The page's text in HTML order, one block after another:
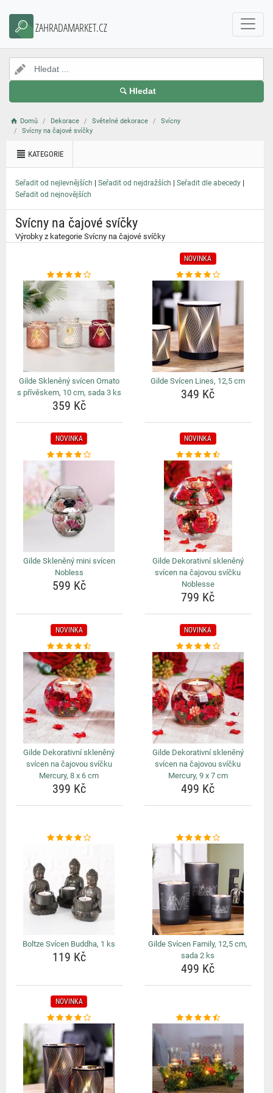
ZAHRADAMARKET.CZ
Hledat
Domů Dekorace Světelné dekorace
Svícny
Svícny na čajové svíčky
KATEGORIE
Seřadit od nejlevnějších | Seřadit od nejdražších | Seřadit dle abecedy |
Seřadit od nejnovějších
Svícny na čajové svíčky
Výrobky z kategorie Svícny na čajové svíčky
Gilde Skleněný svícen Ornato
s přívěskem, 10 cm, sada 3 ks
359 Kč
NOVINKA
Gilde Svícen Lines, 12,5 cm
349 Kč
NOVINKA
Gilde Skleněný mini svícen
Nobless
599 Kč
NOVINKA
Gilde Dekorativní skleněný
svícen na čajovou svíčku
Noblesse
799 Kč
NOVINKA
Gilde Dekorativní skleněný
svícen na čajovou svíčku
Mercury, 8 x 6 cm
399 Kč
NOVINKA
Gilde Dekorativní skleněný
svícen na čajovou svíčku
Mercury, 9 x 7 cm
499 Kč
Boltze Svícen Buddha, 1 ks
119 Kč
Gilde Svícen Family, 12,5 cm,
sada 2 ks
499 Kč
NOVINKA